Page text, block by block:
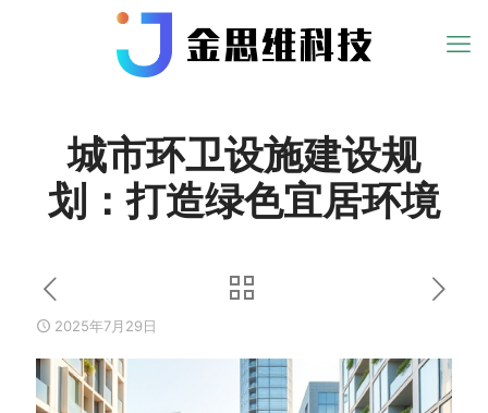
城市环卫设施建设规
划：打造绿色宜居环境
2025年7月29日